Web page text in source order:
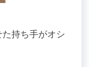
持ち手がオシ